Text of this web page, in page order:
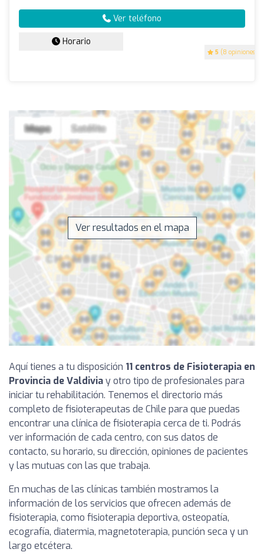
5 (8 opiniones)
Ver teléfono
Horario
Ver resultados en el mapa
Aquí tienes a tu disposición 11 centros de Fisioterapia en
Provincia de Valdiviay otro tipo de profesionales para
iniciar tu rehabilitación. Tenemos el directorio más
completo de fisioterapeutas de Chile para que puedas
encontrar una clínica de fisioterapia cerca de ti. Podrás
ver información de cada centro, con sus datos de
contacto, su horario, su dirección, opiniones de pacientes
y las mutuas con las que trabaja.
En muchas de las clínicas también mostramos la
información de los servicios que ofrecen además de
fisioterapia, como fisioterapia deportiva, osteopatía,
ecografía, diatermia, magnetoterapia, punción seca y un
largo etcétera.